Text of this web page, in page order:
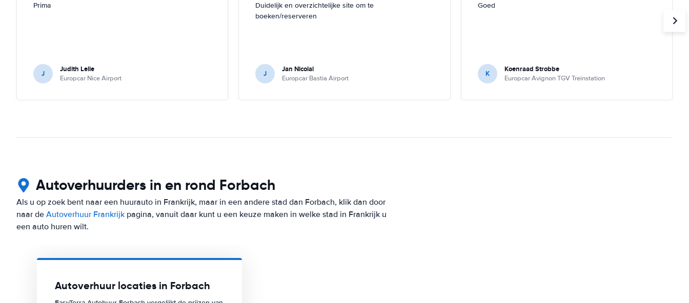
Prima
J Judith Lelie
Europcar Nice Airport
Duidelijk en overzichtelijke site om te
boeken/reserveren
J Jan Nicolai
Europcar Bastia Airport
Goed
K Koenraad Strobbe
Europcar Avignon TGV Treinstation
Autoverhuurders in en rond Forbach
Als u op zoek bent naar een huurauto in Frankrijk, maar in een andere stad dan Forbach, klik dan door
naar de Autoverhuur Frankrijk pagina, vanuit daar kunt u een keuze maken in welke stad in Frankrijk u
een auto huren wilt.
Autoverhuur locaties in Forbach